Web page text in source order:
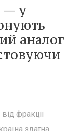
— у
аналог
фракції
здатна